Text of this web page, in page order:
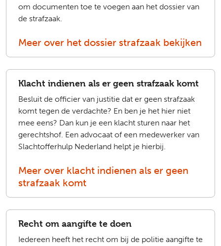
om documenten toe te voegen aan het dossier van
de strafzaak.
Meer over het dossier strafzaak bekijken
Klacht indienen als er geen strafzaak komt
Besluit de officier van justitie dat er geen strafzaak
komt tegen de verdachte? En ben je het hier niet
mee eens? Dan kun je een klacht sturen naar het
gerechtshof. Een advocaat of een medewerker van
Slachtofferhulp Nederland helpt je hierbij.
Meer over klacht indienen als er geen
strafzaak komt
Recht om aangifte te doen
Iedereen heeft het recht om bij de politie aangifte te